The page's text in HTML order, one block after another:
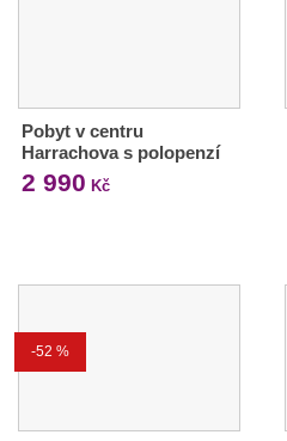
Pobyt v centru
Harrachova s polopenzí
2 990 Kč
-52 %